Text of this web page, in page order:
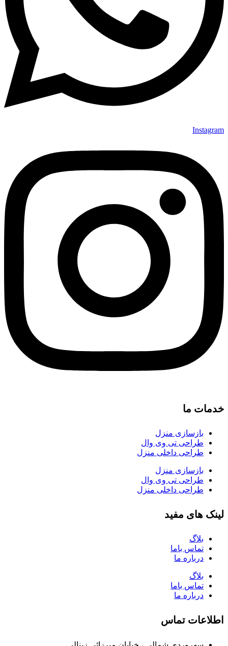
Instagram
خدمات ما
بازسازی منزل
طراحی تی وی وال
طراحی داخلی منزل
بازسازی منزل
طراحی تی وی وال
طراحی داخلی منزل
لینک های مفید
بلاگ
تماس باما
درباره ما
بلاگ
تماس باما
درباره ما
اطلاعات تماس